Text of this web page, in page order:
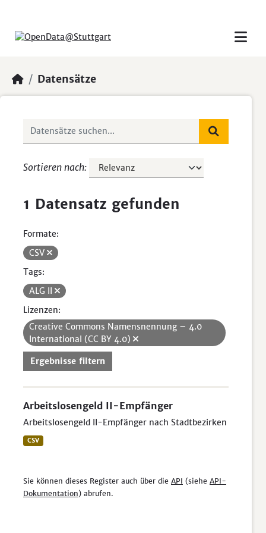
Datensätze
Sortieren nach
1 Datensatz gefunden
Formate:
CSV
Tags:
ALG II
Lizenzen:
Creative Commons Namensnennung – 4.0
International (CC BY 4.0)
Ergebnisse filtern
Arbeitslosengeld II-Empfänger
Arbeitslosengeld II-Empfänger nach Stadtbezirken
CSV
Sie können dieses Register auch über die API (siehe API-
Dokumentation) abrufen.